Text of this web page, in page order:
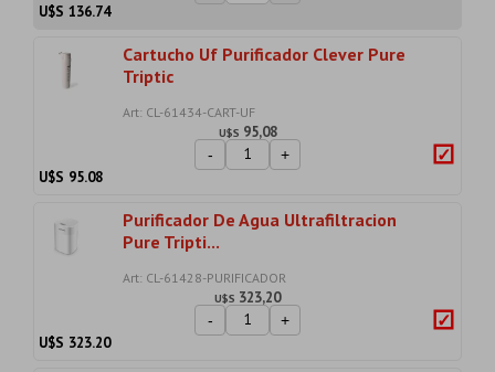
U$S 136.74
Cartucho Uf Purificador Clever Pure
Triptic
Art: CL-61434-CART-UF
U$S 95,08
- +
U$S 95.08
Purificador De Agua Ultrafiltracion
Pure Tripti...
Art: CL-61428-PURIFICADOR
U$S 323,20
- +
U$S 323.20